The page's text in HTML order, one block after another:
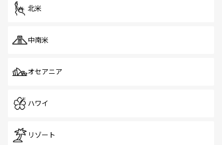
北米
中南米
オセアニア
ハワイ
リゾート